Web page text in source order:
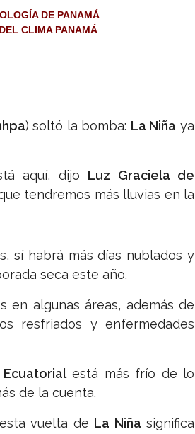
DE PANAMÁ
CLIMA PANAMÁ
) soltó la bomba: La Niña ya
aquí, dijo Luz Graciela de
tendremos más lluvias en la
sí habrá más días nublados y
seca este año.
en algunas áreas, además de
resfriados y enfermedades
Ecuatorialestá más frío de lo
de la cuenta.
vuelta de La Niña significa